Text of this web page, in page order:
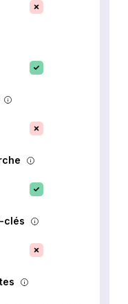
clés